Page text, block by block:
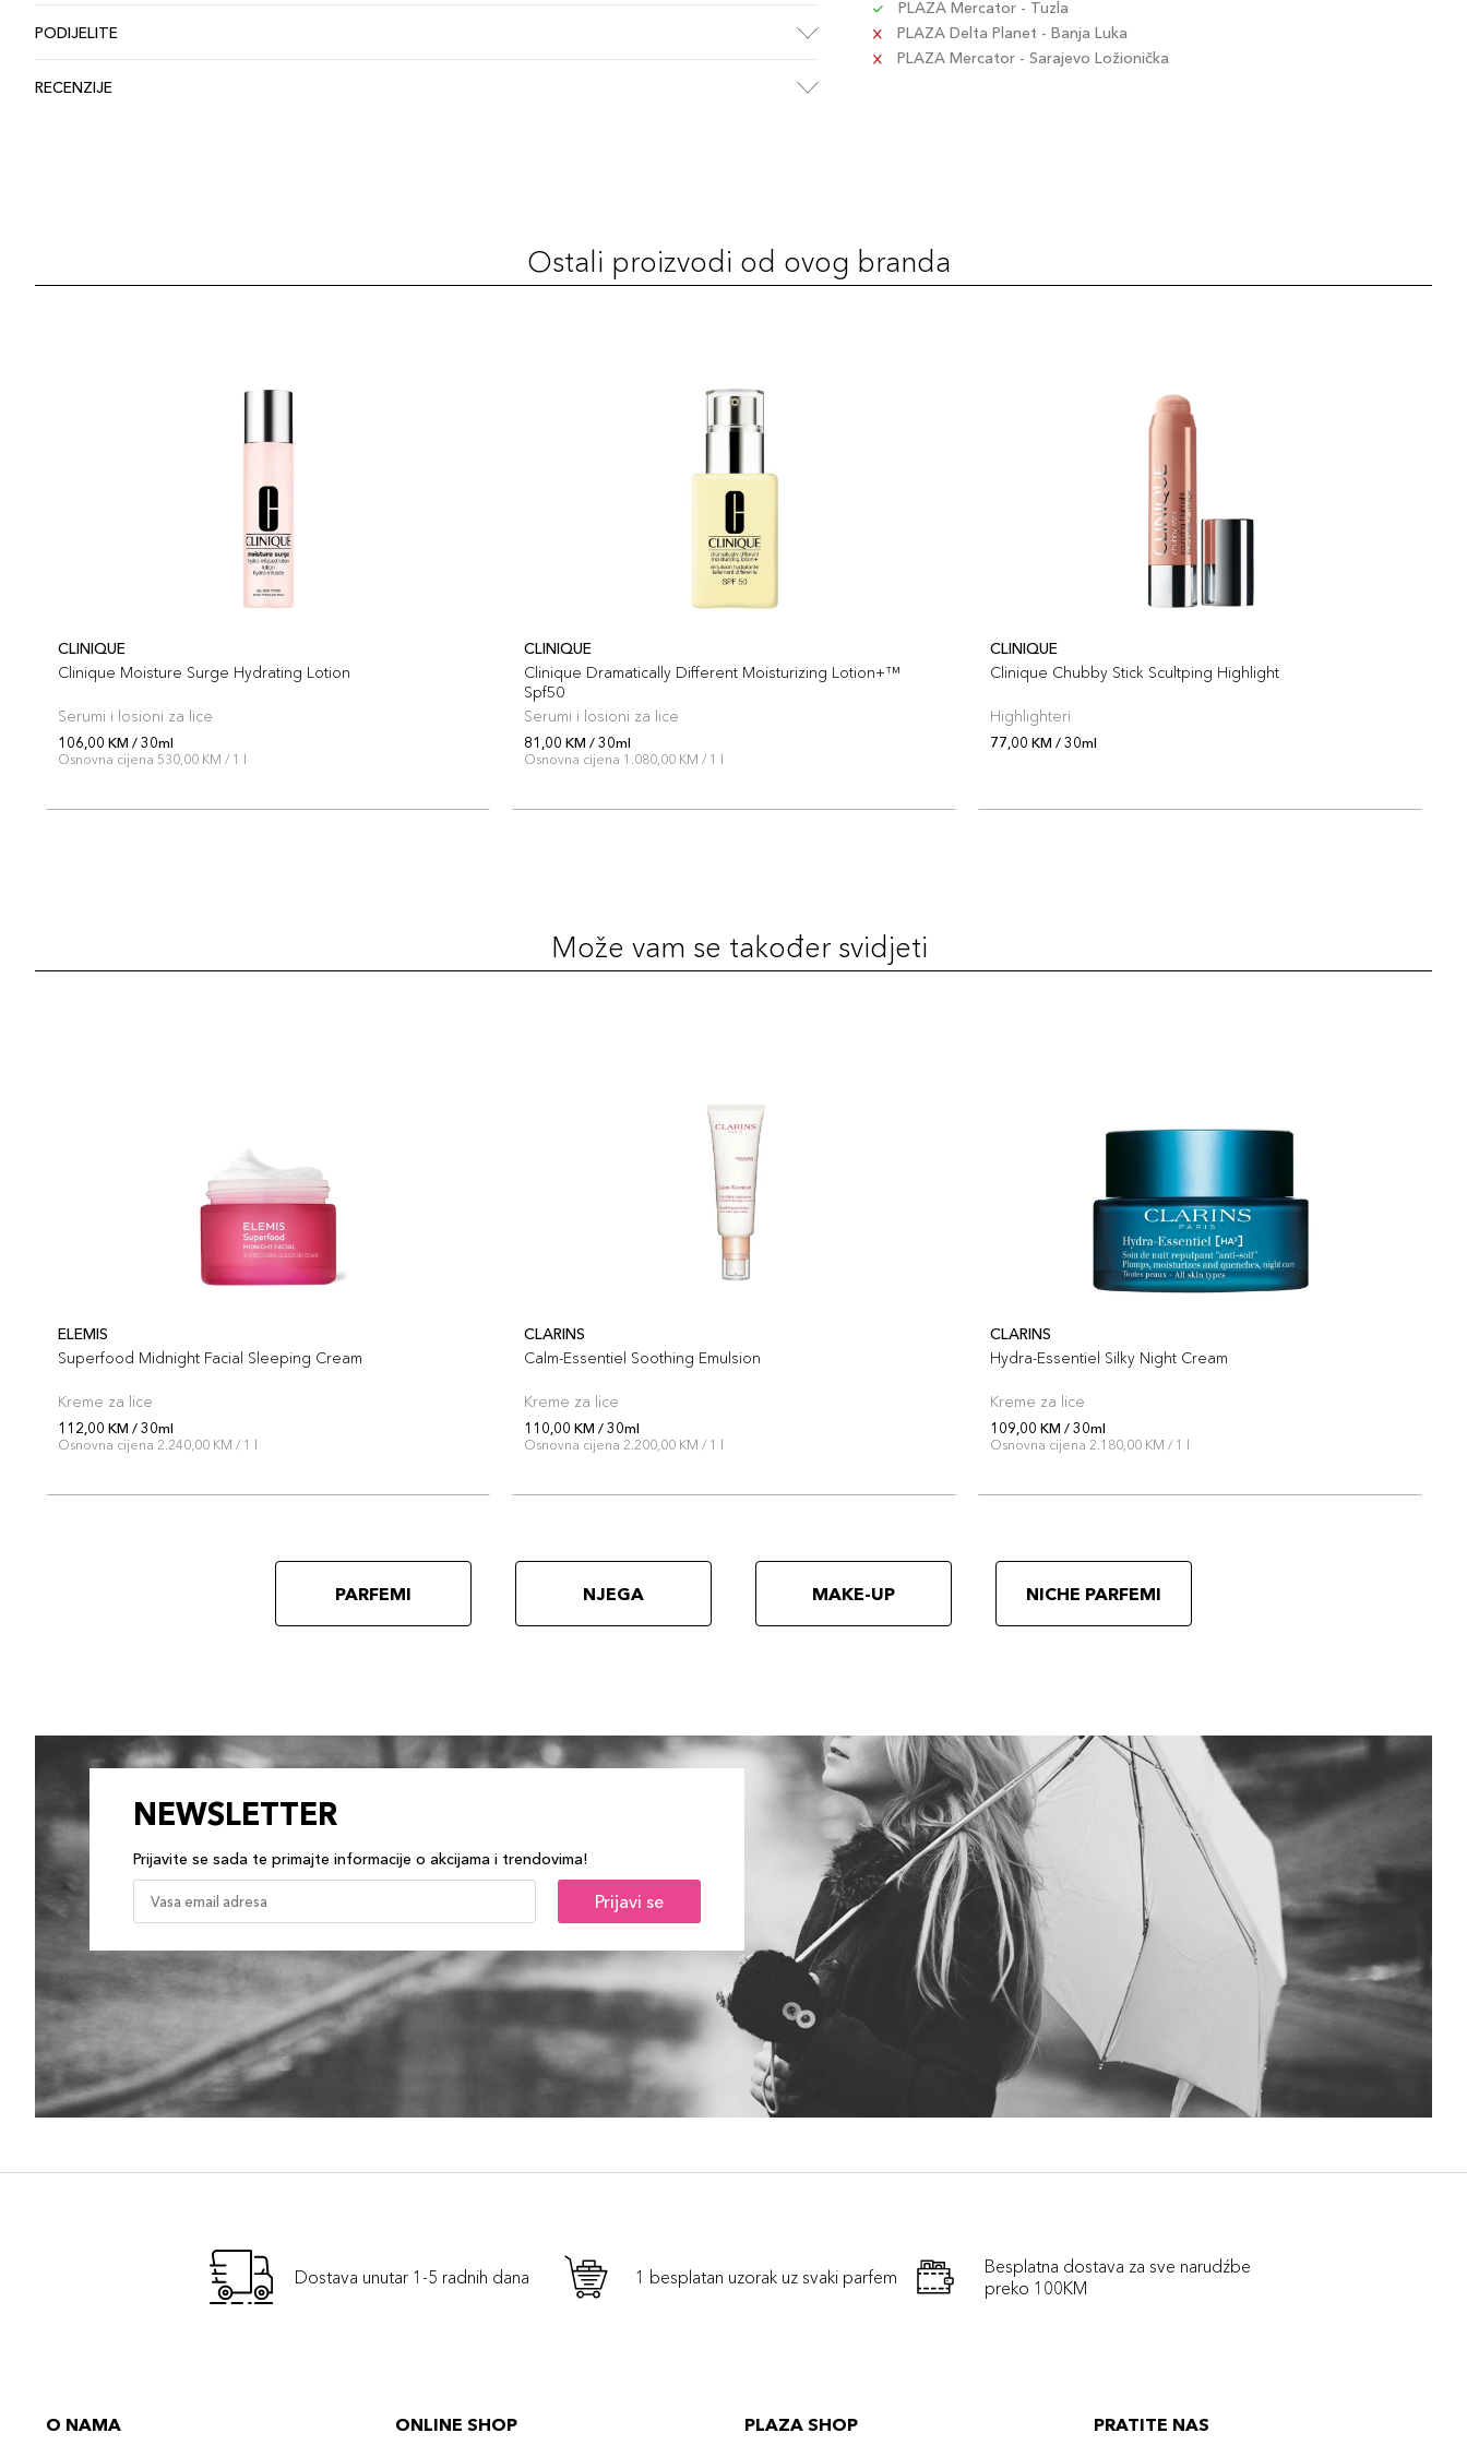
PODIJELITE
RECENZIJE
PLAZA Mercator - Tuzla
PLAZA Delta Planet - Banja Luka
PLAZA Mercator - Sarajevo Ložionička
Ostali proizvodi od ovog branda
CLINIQUE
Clinique Moisture Surge Hydrating Lotion
Serumi i losioni za lice
106,00 KM / 30ml
Osnovna cijena 530,00 KM / 1 l
CLINIQUE
Clinique Dramatically Different Moisturizing Lotion+™
Spf50
Serumi i losioni za lice
81,00 KM / 30ml
Osnovna cijena 1.080,00 KM / 1 l
CLINIQUE
Clinique Chubby Stick Scultping Highlight
Highlighteri
77,00 KM / 30ml
Može vam se također svidjeti
ELEMIS
Superfood Midnight Facial Sleeping Cream
Kreme za lice
112,00 KM / 30ml
Osnovna cijena 2.240,00 KM / 1 l
CLARINS
Calm-Essentiel Soothing Emulsion
Kreme za lice
110,00 KM / 30ml
Osnovna cijena 2.200,00 KM / 1 l
CLARINS
Hydra-Essentiel Silky Night Cream
Kreme za lice
109,00 KM / 30ml
Osnovna cijena 2.180,00 KM / 1 l
PARFEMI NJEGA MAKE-UP NICHE PARFEMI
NEWSLETTER
Prijavite se sada te primajte informacije o akcijama i trendovima!
Prijavi se
Dostava unutar 1-5 radnih dana 1 besplatan uzorak uz svaki parfem
Besplatna dostava za sve narudźbe
preko 100KM
O NAMA ONLINE SHOP PLAZA SHOP PRATITE NAS